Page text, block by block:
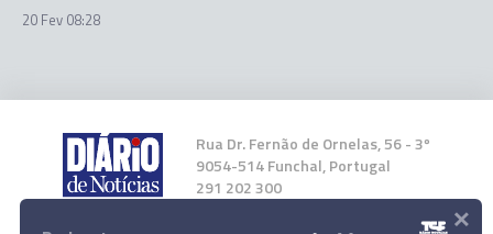
20 Fev 08:28
Rua Dr. Fernão de Ornelas, 56 - 3º
9054-514 Funchal, Portugal
291 202 300
×